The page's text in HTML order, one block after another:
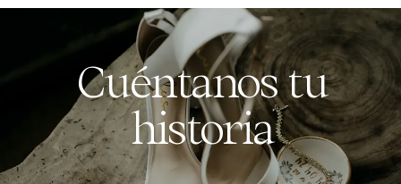
Cuéntanos tu
historia